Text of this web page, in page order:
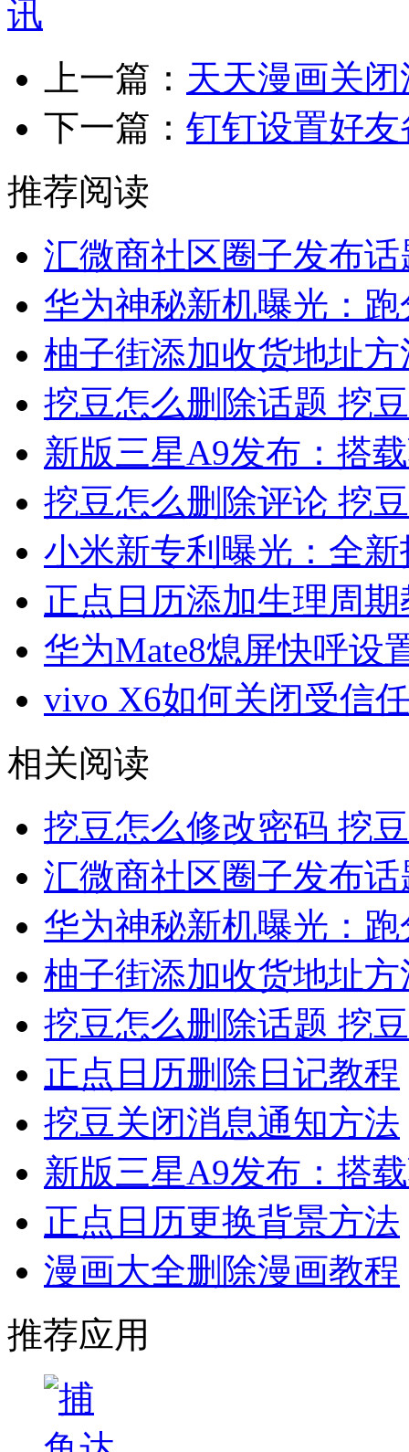
上一篇： 天天漫画关
下一篇： 钉钉设置好
推荐阅读
汇微商社区圈子发布
华为神秘新机曝光：
柚子街添加收货地址方
挖豆怎么删除话题 挖
新版三星A9发布：搭
挖豆怎么删除评论 挖
小米新专利曝光：全
正点日历添加生理周期
华为Mate8熄屏快呼设
vivo X6如何关闭受信
相关阅读
挖豆怎么修改密码 挖
汇微商社区圈子发布
华为神秘新机曝光：
柚子街添加收货地址方
挖豆怎么删除话题 挖
正点日历删除日记教程
挖豆关闭消息通知方法
新版三星A9发布：搭
正点日历更换背景方法
漫画大全删除漫画教程
推荐应用